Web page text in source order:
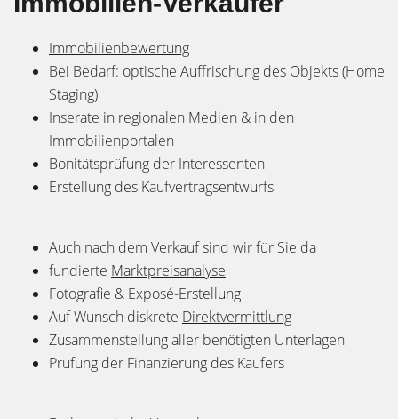
Immobilienbewertung
Bei Bedarf: optische Auffrischung des Objekts (Home
Staging)
Inserate in regionalen Medien & in den
Immobilienportalen
Bonitätsprüfung der Interessenten
Erstellung des Kaufvertragsentwurfs
Auch nach dem Verkauf sind wir für Sie da
fundierte Marktpreisanalyse
Fotografie & Exposé-Erstellung
Auf Wunsch diskrete Direktvermittlung
Zusammenstellung aller benötigten Unterlagen
Prüfung der Finanzierung des Käufers